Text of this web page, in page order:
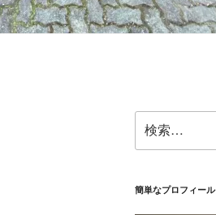
索:
簡単なプロフィール